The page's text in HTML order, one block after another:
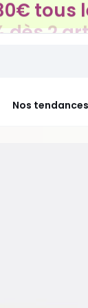
dès 2
Nos tendances